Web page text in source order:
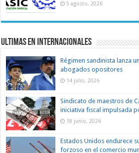
5 agosto, 2026
Ultimas en Internacionales
Régimen sandinista lanza
abogados opositores
14 julio, 2026
Sindicato de maestros de
iniciativa fiscal impulsada
18 junio, 2026
Estados Unidos endurece
forzoso en el comercio